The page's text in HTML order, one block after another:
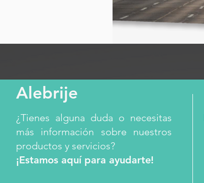
Alebrije
¿Tienes alguna duda o necesitas
más información sobre nuestros
productos y servicios?
¡Estamos aquí para ayudarte!